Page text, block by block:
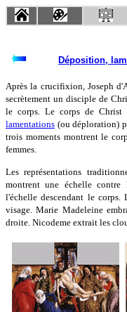
Déposition,
Après la crucifixion, Joseph
secrètement un disciple de
le corps. Le corps de
lamentations (ou déploration)
trois moments montrent le
femmes.
Les représentations
montrent une échelle
l'échelle descendant le
visage. Marie Madeleine
droite. Nicodeme extrait les